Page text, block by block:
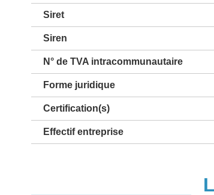
Siret
Siren
N° de TVA intracommunautaire
Forme juridique
Certification(s)
Effectif entreprise